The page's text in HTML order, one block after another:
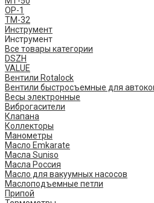
ОР-1
ТМ-32
Инструмент
Инструмент
Все товары категории
DSZH
VALUE
Вентили Rotalock
Вентили быстросъемные для
Весы электронные
Виброгасители
Клапана
Коллекторы
Манометры
Масло Emkarate
Масла Suniso
Масла Россия
Масло для вакуумных насосов
Маслоподъемные петли
Припой